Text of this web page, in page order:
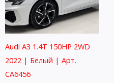
Audi A3 1.4T 150HP 2WD
2022 | Белый | Арт.
CA6456